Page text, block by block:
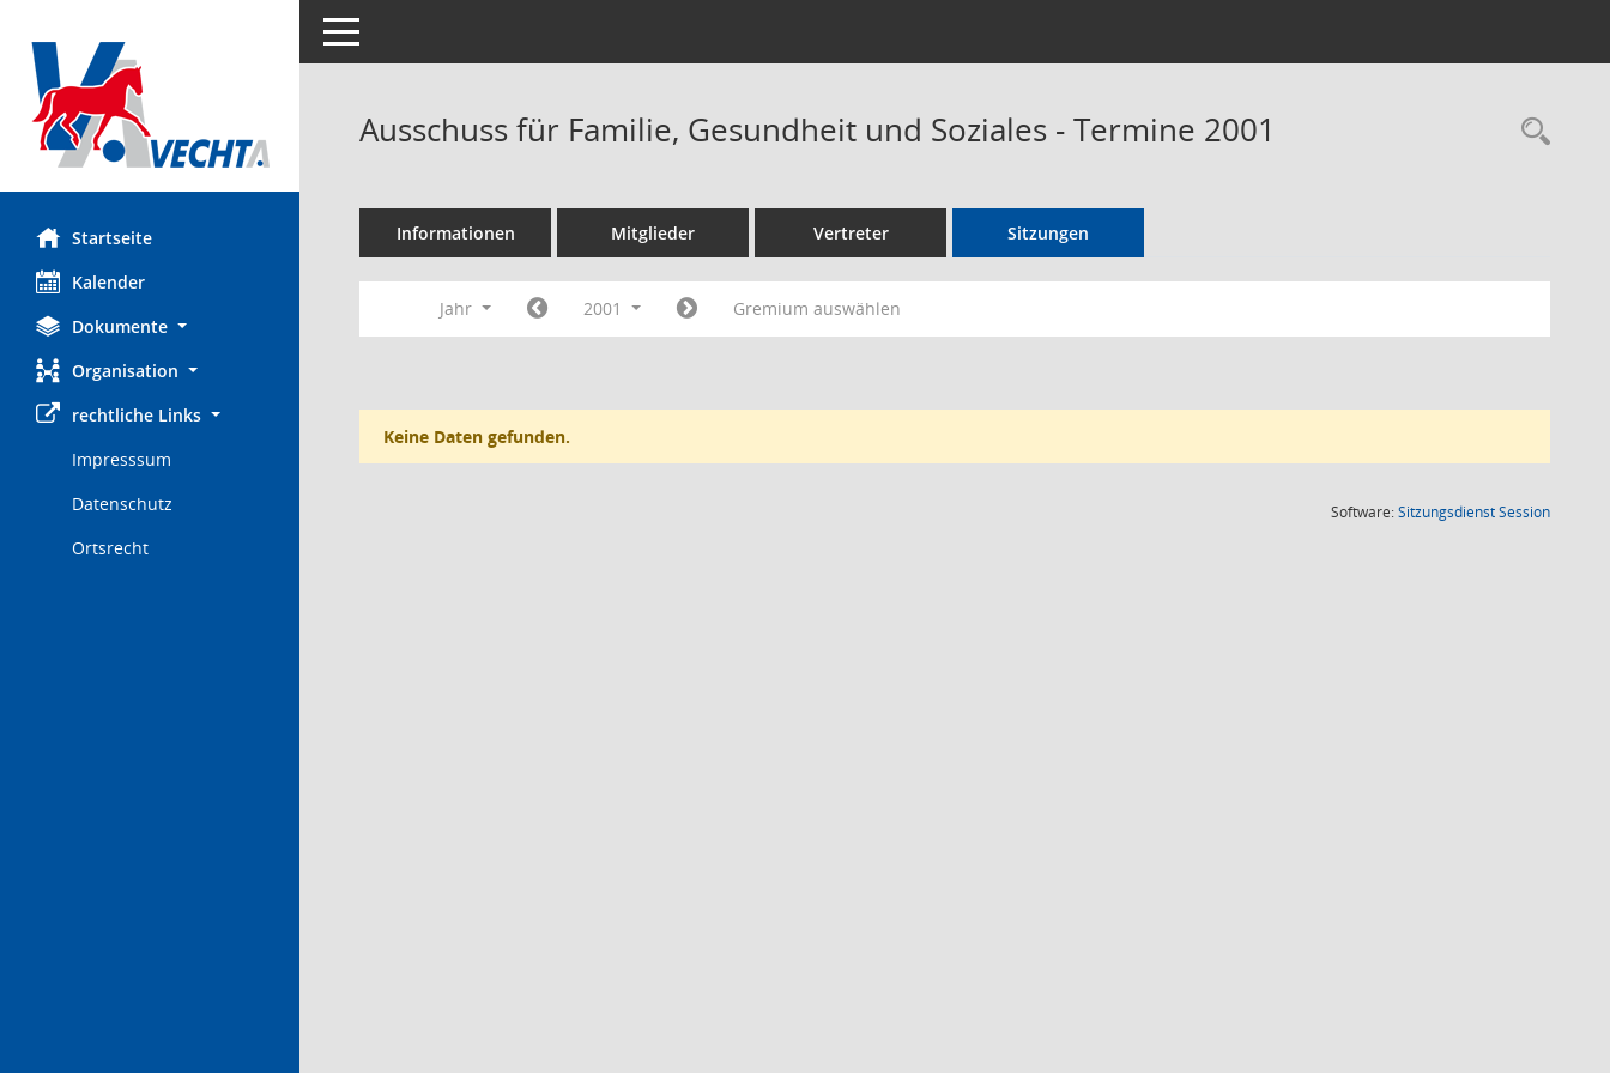
Startseite
Kalender
Dokumente
Organisation
rechtliche Links
Impresssum
Datenschutz
Ortsrecht
Toggle navigation
Ausschuss für Familie, Gesundheit und Soziales - Termine 2001
Informationen Mitglieder Vertreter Sitzungen
Jahr 2001 Gremium auswählen
Keine Daten gefunden.
Software:SitzungsdienstSession(Wird in